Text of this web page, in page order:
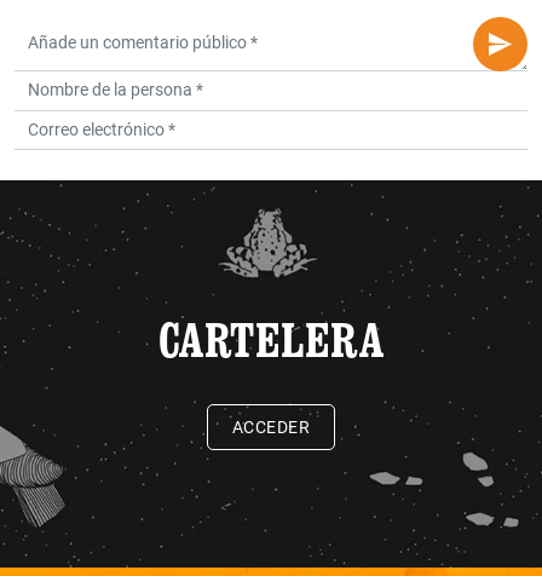
CARTELERA
ACCEDER